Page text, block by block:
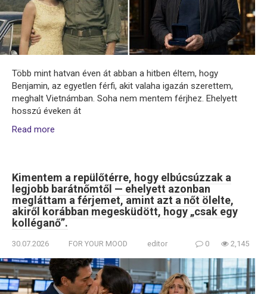
Több mint hatvan éven át abban a hitben éltem, hogy
Benjamin, az egyetlen férfi, akit valaha igazán szerettem,
meghalt Vietnámban. Soha nem mentem férjhez. Ehelyett
hosszú éveken át
Read more
Kimentem a repülőtérre, hogy elbúcsúzzak a
legjobb barátnőmtől — ehelyett azonban
megláttam a férjemet, amint azt a nőt ölelte,
akiről korábban megesküdött, hogy „csak egy
kolléganő”.
30.07.2026 FOR YOUR MOOD editor 0 2,145